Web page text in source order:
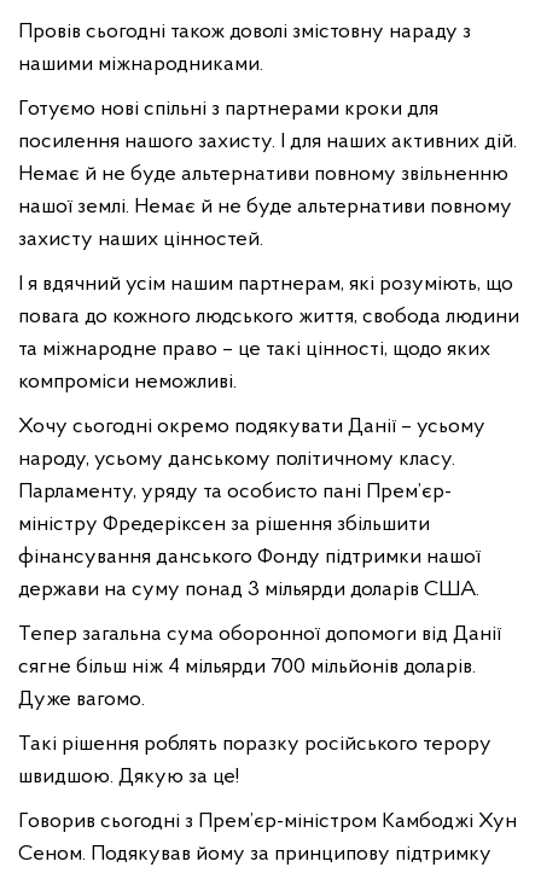
Провів сьогодні також доволі змістовну нараду з
нашими міжнародниками.
Готуємо нові спільні з партнерами кроки для
посилення нашого захисту. І для наших активних дій.
Немає й не буде альтернативи повному звільненню
нашої землі. Немає й не буде альтернативи повному
захисту наших цінностей.
І я вдячний усім нашим партнерам, які розуміють, що
повага до кожного людського життя, свобода людини
та міжнародне право – це такі цінності, щодо яких
компроміси неможливі.
Хочу сьогодні окремо подякувати Данії – усьому
народу, усьому данському політичному класу.
Парламенту, уряду та особисто пані Прем’єр-
міністру Фредеріксен за рішення збільшити
фінансування данського Фонду підтримки нашої
держави на суму понад 3 мільярди доларів США.
Тепер загальна сума оборонної допомоги від Данії
сягне більш ніж 4 мільярди 700 мільйонів доларів.
Дуже вагомо.
Такі рішення роблять поразку російського терору
швидшою. Дякую за це!
Говорив сьогодні з Прем’єр-міністром Камбоджі Хун
Сеном. Подякував йому за принципову підтримку